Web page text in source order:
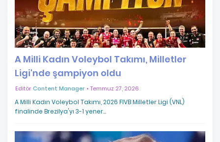
A Milli Kadın Voleybol Takımı, Milletler
Ligi'nde şampiyon oldu
Editör Content Manager Temmuz 27, 2026
A Milli Kadın Voleybol Takımı, 2026 FIVB Milletler Ligi (VNL)
finalinde Brezilya'yı 3-1 yener…